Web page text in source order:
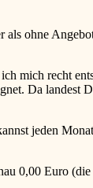
als ohne
mich recht
Da landest
jeden
0,00 Euro